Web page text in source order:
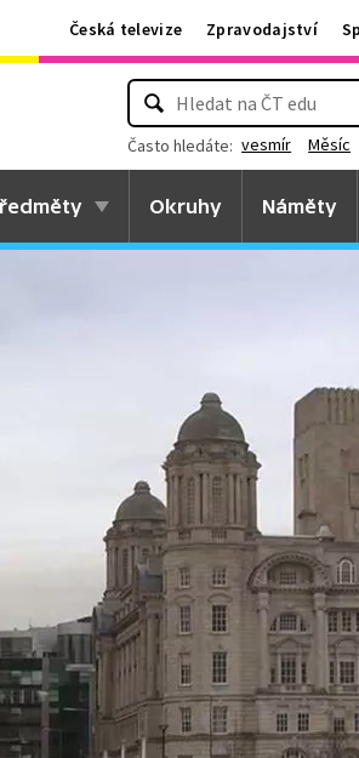
Česká televize Zpravodajství
Často hledáte: vesmír Měsíc
Okruhy Náměty